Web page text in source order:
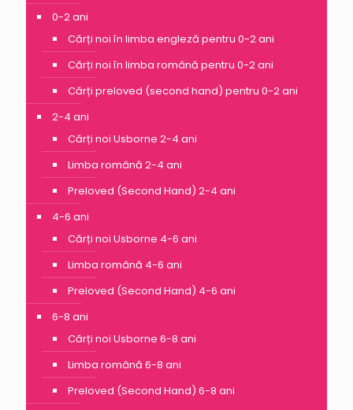
0-2 ani
Cărți noi în limba engleză pentru 0-2 ani
Cărți noi în limba română pentru 0-2 ani
Cărți preloved (second hand) pentru 0-2 ani
2-4 ani
Cărți noi Usborne 2-4 ani
Limba română 2-4 ani
Preloved (Second Hand) 2-4 ani
4-6 ani
Cărți noi Usborne 4-6 ani
Limba română 4-6 ani
Preloved (Second Hand) 4-6 ani
6-8 ani
Cărți noi Usborne 6-8 ani
Limba română 6-8 ani
Preloved (Second Hand) 6-8 ani